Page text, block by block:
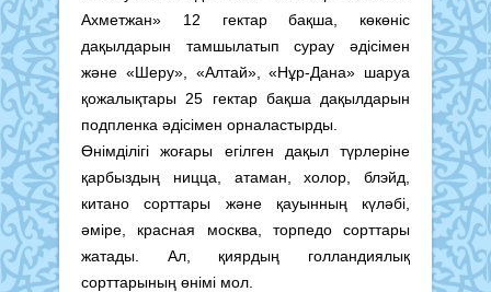
Ахметжан» 12 гектар бақша, көкөніс
дақылдарын тамшылатып сурау әдісімен
және «Шеру», «Алтай», «Нұр-Дана» шаруа
қожалықтары 25 гектар бақша дақылдарын
подпленка әдісімен орналастырды.
Өнімділігі жоғары егілген дақыл түрлеріне
қарбыздың ницца, атаман, холор, блэйд,
китано сорттары және қауынның күләбі,
әміре, красная москва, торпедо сорттары
жатады. Ал, қиярдың голландиялық
сорттарының өнімі мол.